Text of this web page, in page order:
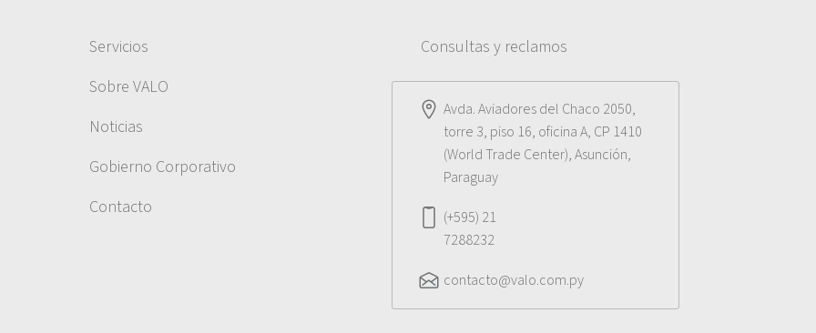
Servicios
Sobre VALO
Noticias
Gobierno Corporativo
Contacto
Consultas y reclamos
Avda. Aviadores del Chaco 2050,
torre 3, piso 16, oficina A, CP 1410
(World Trade Center), Asunción,
Paraguay
(+595) 21
7288232
contacto@valo.com.py